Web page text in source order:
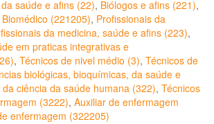
saúde e afins (22), Biólogos e afins (221),
Biomédico (221205), Profissionais da
da medicina, saúde e afins (223),
em praticas integrativas e
, Técnicos de nivel médio (3), Técnicos de
biológicas, bioquímicas, da saúde e
da ciência da saúde humana (322), Técnicos
(3222), Auxiliar de enfermagem
enfermagem (322205)